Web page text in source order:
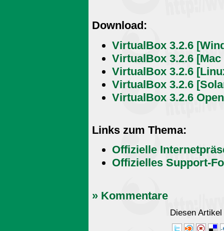
Download:
VirtualBox 3.2.6
VirtualBox 3.2.6 [Mac
VirtualBox 3.2.6
VirtualBox 3.2.6
VirtualBox 3.2.6
Links zum Thema:
Offizielle
Offizielles Support-
» Kommentare
Diesen